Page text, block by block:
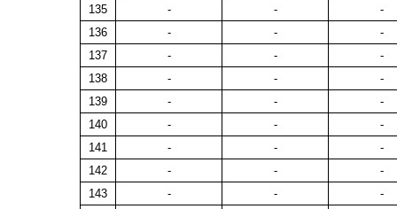
135
- -
-
136
- -
-
137
- -
-
138
- -
-
139
- -
-
140
- -
-
141
- -
-
142
- -
-
143
- -
-